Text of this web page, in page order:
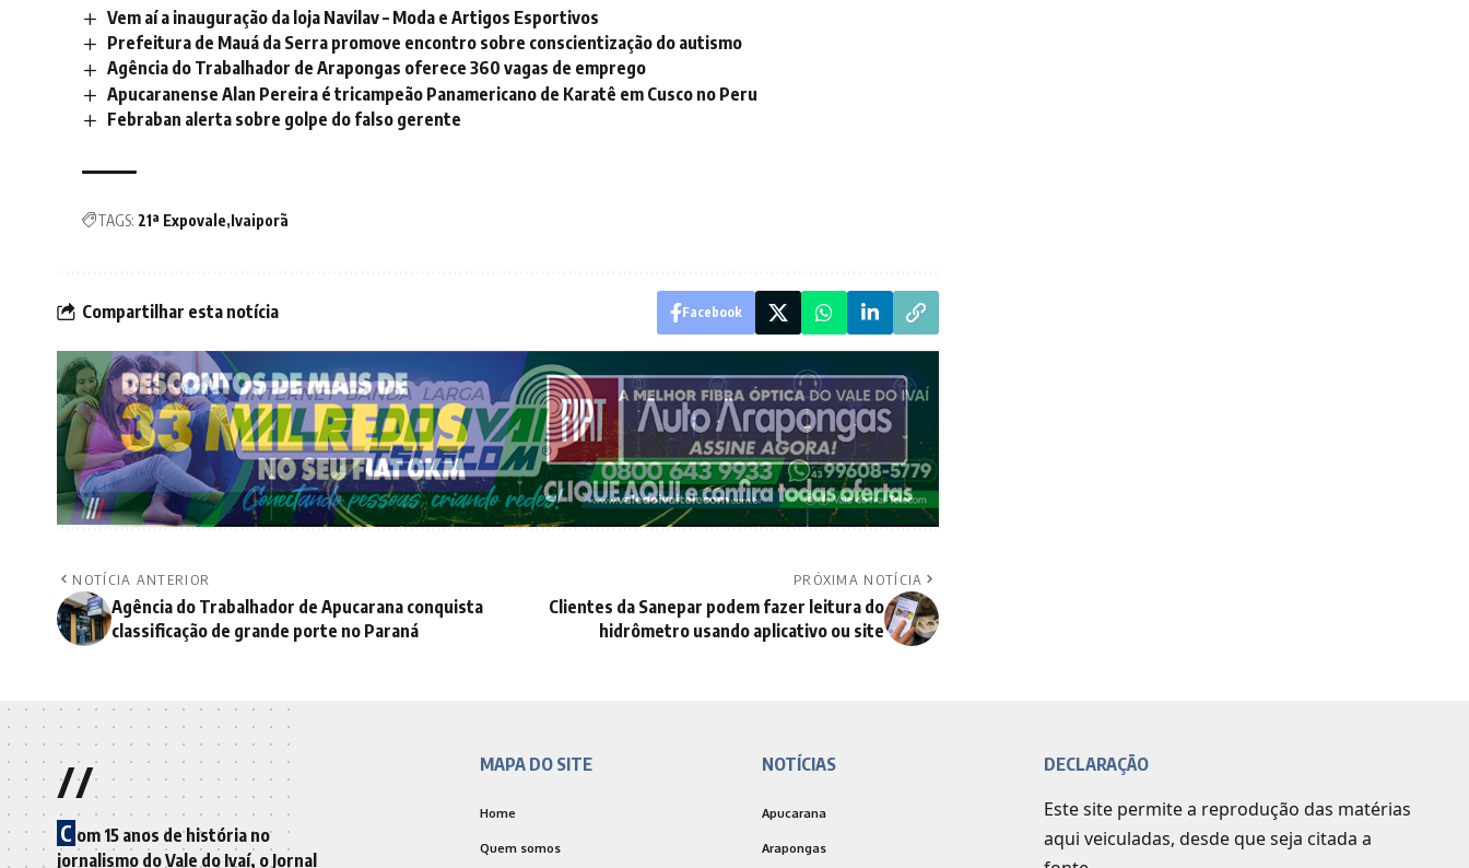
Vem aí a inauguração da loja Navilav – Moda e Artigos Esportivos
Prefeitura de Mauá da Serra promove encontro sobre conscientização do autismo
Agência do Trabalhador de Arapongas oferece 360 vagas de emprego
Apucaranense Alan Pereira é tricampeão Panamericano de Karatê em Cusco no Peru
Febraban alerta sobre golpe do falso gerente
TAGS: 21ª Expovale Ivaiporã
Compartilhar esta notícia Facebook
NOTÍCIA ANTERIOR
Agência do Trabalhador de Apucarana conquista
classificação de grande porte no Paraná
PRÓXIMA NOTÍCIA
Clientes da Sanepar podem fazer leitura do
hidrômetro usando aplicativo ou site
//
C om 15 anos de história no
jornalismo do Vale do Ivaí, o Jornal
MAPA DO SITE
Home
Quem somos
NOTÍCIAS
Apucarana
Arapongas
DECLARAÇÃO
Este site permite a reprodução das matérias
aqui veiculadas, desde que seja citada a